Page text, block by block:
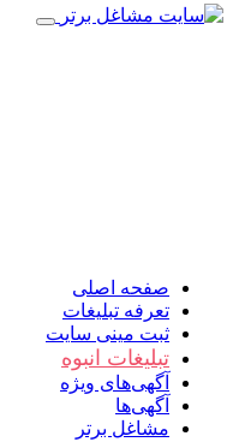
صفحه اصلی
تعرفه تبلیغات
ثبت مینی سایت
تبلیغات انبوه
آگهی‌های ویژه
آگهی‌ها
مشاغل برتر